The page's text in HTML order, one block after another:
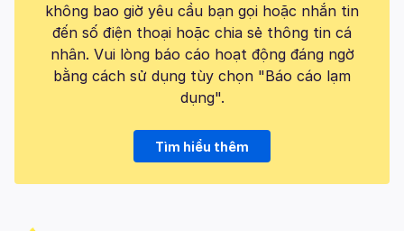
không bao giờ yêu cầu bạn gọi hoặc nhắn tin
đến số điện thoại hoặc chia sẻ thông tin cá
nhân. Vui lòng báo cáo hoạt động đáng ngờ
bằng cách sử dụng tùy chọn "Báo cáo lạm
dụng".
Tìm hiểu thêm